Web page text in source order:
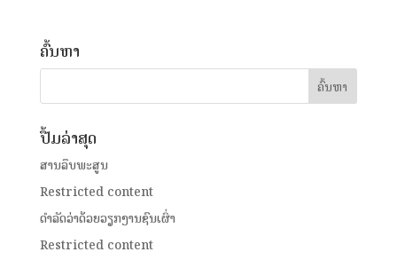
ຄົ້ນຫາ
ປື້ມລ່າສຸດ
ສານລຶບພະສູນ
Restricted content
ດໍາລັດວ່າດ້ວຍວຽກງານຊົນເຜົ່າ
Restricted content